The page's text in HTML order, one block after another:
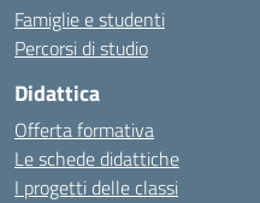
Famiglie e studenti
Percorsi di studio
Didattica
Offerta formativa
Le schede didattiche
I progetti delle classi